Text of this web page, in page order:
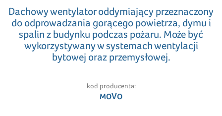
Dachowy wentylator oddymiający przeznaczony
do odprowadzania gorącego powietrza, dymu i
spalin z budynku podczas pożaru. Może być
wykorzystywany w systemach wentylacji
bytowej oraz przemysłowej.
kod producenta:
MOVO